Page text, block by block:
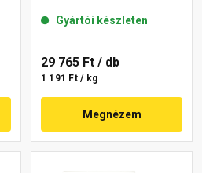
17-C 25 kg
Gyártói készleten
29 765 Ft / db
1 191 Ft / kg
Megnézem